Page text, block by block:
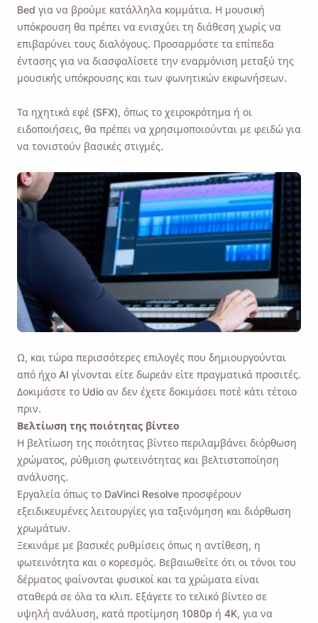
Bed για να βρούμε κατάλληλα κομμάτια. Η μουσική
υπόκρουση θα πρέπει να ενισχύει τη διάθεση χωρίς να
επιβαρύνει τους διαλόγους. Προσαρμόστε τα επίπεδα
έντασης για να διασφαλίσετε την εναρμόνιση μεταξύ της
μουσικής υπόκρουσης και των φωνητικών εκφωνήσεων.
Τα ηχητικά εφέ (SFX), όπως το χειροκρότημα ή οι
ειδοποιήσεις, θα πρέπει να χρησιμοποιούνται με φειδώ για
να τονιστούν βασικές στιγμές.
Ω, και τώρα περισσότερες επιλογές που δημιουργούνται
από ήχο AI γίνονται είτε δωρεάν είτε πραγματικά προσιτές.
Δοκιμάστε το Udio αν δεν έχετε δοκιμάσει ποτέ κάτι τέτοιο
πριν.
Βελτίωση της ποιότητας βίντεο
Η βελτίωση της ποιότητας βίντεο περιλαμβάνει διόρθωση
χρώματος, ρύθμιση φωτεινότητας και βελτιστοποίηση
ανάλυσης.
Εργαλεία όπως το DaVinci Resolve προσφέρουν
εξειδικευμένες λειτουργίες για ταξινόμηση και διόρθωση
χρωμάτων.
Ξεκινάμε με βασικές ρυθμίσεις όπως η αντίθεση, η
φωτεινότητα και ο κορεσμός. Βεβαιωθείτε ότι οι τόνοι του
δέρματος φαίνονται φυσικοί και τα χρώματα είναι
σταθερά σε όλα τα κλιπ. Εξάγετε το τελικό βίντεο σε
υψηλή ανάλυση, κατά προτίμηση 1080p ή 4K, για να
Email
Επιλέγοντας αυτήν την επιλογή, συμφωνείτε μετην
Στείλετε